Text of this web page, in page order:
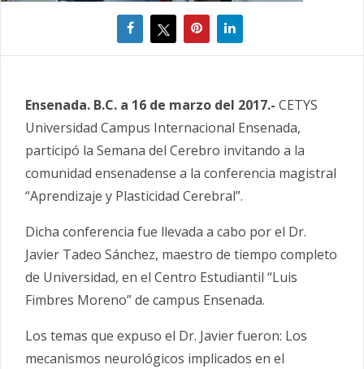
Ensenada. B.C. a 16 de marzo del 2017.- CETYS
Universidad Campus Internacional Ensenada,
participó la Semana del Cerebro invitando a la
comunidad ensenadense a la conferencia magistral
“Aprendizaje y Plasticidad Cerebral”.
Dicha conferencia fue llevada a cabo por el Dr.
Javier Tadeo Sánchez, maestro de tiempo completo
de Universidad, en el Centro Estudiantil “Luis
Fimbres Moreno” de campus Ensenada.
Los temas que expuso el Dr. Javier fueron: Los
mecanismos neurológicos implicados en el